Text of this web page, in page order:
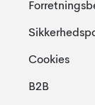
Cookies
B2B